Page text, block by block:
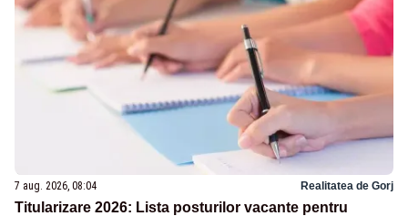
7 aug. 2026, 08:04 Realitatea de Gorj
Titularizare 2026: Lista posturilor vacante pentru